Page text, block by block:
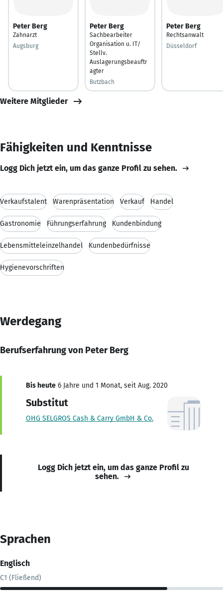
Peter Berg
Zahnarzt
Augsburg
Peter Berg
Sachbearbeiter
Organisation u. IT/
Stellv.
Auslagerungsbeauftr
agter
Butzbach
Peter Berg
Rechtsanwalt
Düsseldorf
Weitere Mitglieder
Fähigkeiten und Kenntnisse
Logg Dich jetzt ein, um das ganze Profil zu sehen.
Verkaufstalent Warenpräsentation Verkauf Handel
Gastronomie Führungserfahrung Kundenbindung
Lebensmitteleinzelhandel Kundenbedürfnisse
Hygienevorschriften
Werdegang
Berufserfahrung von Peter Berg
Bis heute 6 Jahre und 1 Monat, seit Aug. 2020
Substitut
OHG SELGROS Cash & Carry GmbH & Co.
Logg Dich jetzt ein, um das ganze Profil zu
sehen.
Sprachen
Englisch
C1 (Fließend)